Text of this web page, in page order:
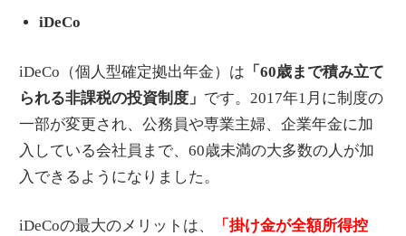
iDeCo
iDeCo（個人型確定拠出年金）は 「60歳まで積み立て
られる非課税の投資制度」 です。2017年1月に制度の
一部が変更され、公務員や専業主婦、企業年金に加
入している会社員まで、60歳未満の大多数の人が加
入できるようになりました。
iDeCoの最大のメリットは、
「掛け金が全額所得控